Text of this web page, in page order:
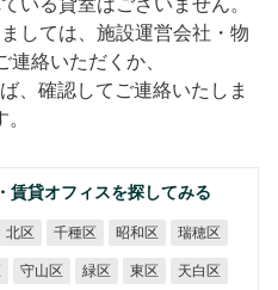
いる貸室はございません。
しては、施設運営会社・物
連絡いただくか、
、確認してご連絡いたしま
。
賃貸オフィスを探してみる
北区 千種区 昭和区 瑞穂区
守山区 緑区 東区 天白区